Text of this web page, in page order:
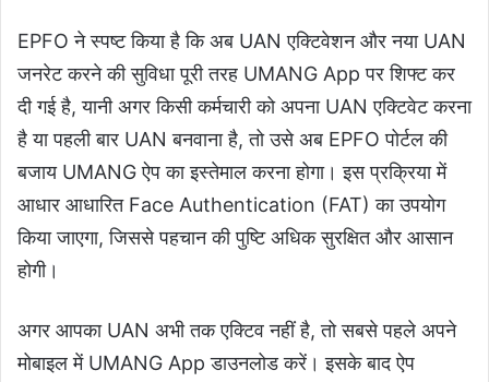
EPFO ने स्पष्ट किया है कि अब UAN एक्टिवेशन और नया UAN
जनरेट करने की सुविधा पूरी तरह UMANG App पर शिफ्ट कर
दी गई है, यानी अगर किसी कर्मचारी को अपना UAN एक्टिवेट करना
है या पहली बार UAN बनवाना है, तो उसे अब EPFO पोर्टल की
बजाय UMANG ऐप का इस्तेमाल करना होगा। इस प्रक्रिया में
आधार आधारित Face Authentication (FAT) का उपयोग
किया जाएगा, जिससे पहचान की पुष्टि अधिक सुरक्षित और आसान
होगी।
अगर आपका UAN अभी तक एक्टिव नहीं है, तो सबसे पहले अपने
मोबाइल में UMANG App डाउनलोड करें। इसके बाद ऐप